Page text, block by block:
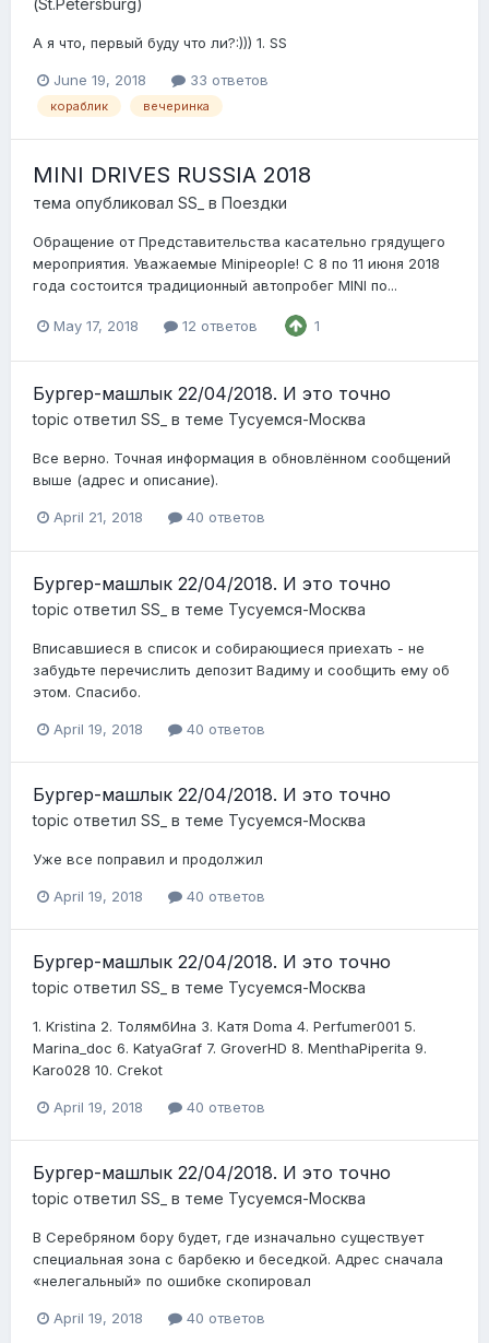
А я что, первый буду что ли?:))) 1. SS
June 19, 2018 33 ответов
кораблик вечеринка
MINI DRIVES RUSSIA 2018
тема опубликовал SS_ в Поездки
Обращение от Представительства касательно грядущего
мероприятия. Уважаемые Minipeople! C 8 по 11 июня 2018
года состоится традиционный автопробег MINI по...
May 17, 2018 12 ответов 1
Бургер-машлык 22/04/2018. И это точно
topic ответил SS_ в теме Тусуемся-Москва
Все верно. Точная информация в обновлённом сообщений
выше (адрес и описание).
April 21, 2018 40 ответов
Бургер-машлык 22/04/2018. И это точно
topic ответил SS_ в теме Тусуемся-Москва
Вписавшиеся в список и собирающиеся приехать - не
забудьте перечислить депозит Вадиму и сообщить ему об
этом. Спасибо.
April 19, 2018 40 ответов
Бургер-машлык 22/04/2018. И это точно
topic ответил SS_ в теме Тусуемся-Москва
Уже все поправил и продолжил
April 19, 2018 40 ответов
Бургер-машлык 22/04/2018. И это точно
topic ответил SS_ в теме Тусуемся-Москва
1. Kristina 2. ТолямбИна 3. Катя Doma 4. Perfumer001 5.
Marina_doc 6. KatyaGraf 7. GroverHD 8. MenthaPiperita 9.
Karo028 10. Crekot
April 19, 2018 40 ответов
Бургер-машлык 22/04/2018. И это точно
topic ответил SS_ в теме Тусуемся-Москва
В Серебряном бору будет, где изначально существует
специальная зона с барбекю и беседкой. Адрес сначала
«нелегальный» по ошибке скопировал
April 19, 2018 40 ответов